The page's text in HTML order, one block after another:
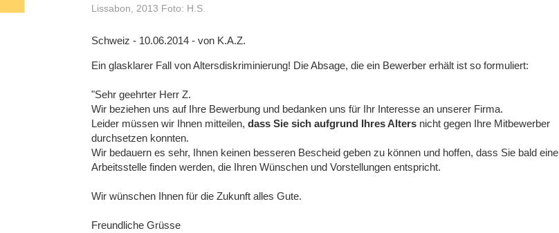
Lissabon, 2013 Foto: H.S.
Schweiz - 10.06.2014 - von K.A.Z.
Ein glasklarer Fall von Altersdiskriminierung! Die Absage, die ein Bewerber erhält ist so formuliert:
"Sehr geehrter Herr Z.
Wir beziehen uns auf Ihre Bewerbung und bedanken uns für Ihr Interesse an unserer Firma.
Leider müssen wir Ihnen mitteilen, dass Sie sich aufgrund Ihres Alters nicht gegen Ihre Mitbewerber
durchsetzen konnten.
Wir bedauern es sehr, Ihnen keinen besseren Bescheid geben zu können und hoffen, dass Sie bald eine
Arbeitsstelle finden werden, die Ihren Wünschen und Vorstellungen entspricht.
Wir wünschen Ihnen für die Zukunft alles Gute.
Freundliche Grüsse